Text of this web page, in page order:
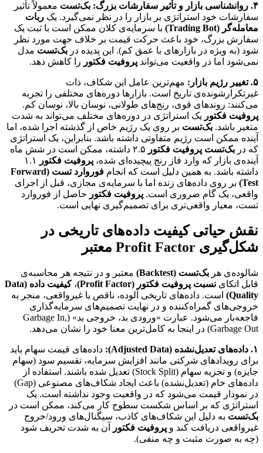
۴. روانشناسی بازار و تأثیر سفارشات بزرگ: بک‌تست معمولاً تأثیر
سفارشات خود استراتژی بر بازار را در نظر نمی‌گیرد. یک ربات
معامله‌گر (Trading Bot)
با سرمایه‌ی کلان ممکن است با ثبت یک
سفارش بزرگ، خود باعث حرکت قیمت بر خلاف جهت مورد نظر
شود (به ویژه در بازارهای با عمق کم). این پدیده در بک‌تست مدل
نمی‌شود اما در واقعیت می‌تواند پروفیت فکتور را کاهش دهد.
۵. تغییر رژیم بازار:
مهم‌ترین عامل این شکاف، ذات
غیرتکرارشونده‌ی تاریخ است. بازارها دوره‌های مختلفی را تجربه
می‌کنند: روندهای قوی، رنج‌های طولانی، نوسان بالا، نوسان کم.
پروفیت فکتور یک استراتژی در دوره‌های مختلف می‌تواند به شدت
متغیر باشد. بک‌تست بر روی یک رژیم خاص از گذشته اجرا شده، اما
آینده ممکن است رژیم متفاوتی داشته باشد. بنابراین، یک استراتژی
که در بک‌تست پروفیت فکتور
۲.۵ داشته، ممکن است در شش ماه
آینده‌ی بازار که وارد فاز رنج پیچیده‌ای شده، پروفیت فکتور
۱.۱
داشته باشد. به همین دلیل است که انجام
فوروارد تست (Forward
Test) بر روی داده‌های زنده اما با سرمایه‌ی مجازی، قبل از اجرای
واقعی، یک گام ضروری است. پروفیت فکتور حاصل از فوروارد
تست، معیار واقعی‌تری برای تصمیم‌گیری نهایی است.
نقش حیاتی کیفیت داده‌های تاریخی در
شکل‌گیری Profit Factor معتبر
شالوده‌ی هر بک‌تست (Backtest)
معتبر و در نتیجه هر محاسبه‌ی
قابل اتکای نسبت پروفیت فکتور (Profit Factor) ،
کیفیت داده (Data
Quality)
است. داده‌های تاریخی آلوده، ناقص یا غیرواقعی، منجر به
خروجی‌های گمراه‌کننده و در نهایت تصمیم‌های سرمایه‌گذاری
فاجعه‌بار می‌شود. عبارت «ورودی بد، خروجی بد» (Garbage In,
Garbage Out) در اینجا به کامل‌ترین معنا خود را نشان می‌دهد.
۱. داده‌های تعدیل‌نشده (Adjusted Data):
داده‌های قیمت سهام باید
برای رویدادهای شرکتی مانند افزایش سرمایه، تقسیم سود (سهام
جایزه) و تجزیه سهام (Stock Split) تعدیل شده باشند. استفاده از
داده‌های خام (تعدیل‌نشده) باعث ایجاد شکاف‌های مصنوعی (Gap)
در نمودار قیمت می‌شود که در واقعیت وجود نداشته است. یک
استراتژی که بر اساس شکست سطوح کار می‌کند، ممکن است در
بک‌تست به دلیل این شکاف‌های کاذب، سیگنال‌های ورود/خروج
غیرواقعی دریافت کند و پروفیت فکتور
آن به شدت تحریف شود
(چه به صورت مثبت و چه منفی).